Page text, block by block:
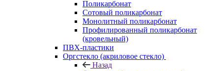
Поликарбонат
Сотовый поликарбонат
Монолитный поликарбонат
Профилированный поликарбонат
(кровельный)
ПВХ-пластики
Оргстекло (акриловое стекло)
Назад